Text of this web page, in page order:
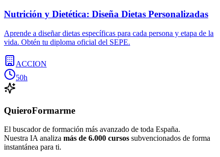
Nutrición y Dietética: Diseña Dietas Personalizadas
Aprende a diseñar dietas específicas para cada persona y etapa de la
vida. Obtén tu diploma oficial del SEPE.
ACCION
50h
QuieroFormarme
El buscador de formación más avanzado de toda España.
Nuestra IA analiza más de 6.000 cursos subvencionados de forma
instantánea para ti.